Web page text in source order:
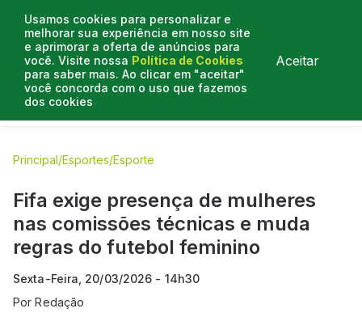
Usamos cookies para personalizar e
melhorar sua experiência em nosso site
e aprimorar a oferta de anúncios para
você. Visite nossa Política de Cookies
para saber mais. Ao clicar em "aceitar"
você concorda com o uso que fazemos
dos cookies
Aceitar
E.C Bahia
Principal/Esportes/Esporte
Fifa exige presença de mulheres
nas comissões técnicas e muda
regras do futebol feminino
Sexta-Feira, 20/03/2026 - 14h30
PorRedação